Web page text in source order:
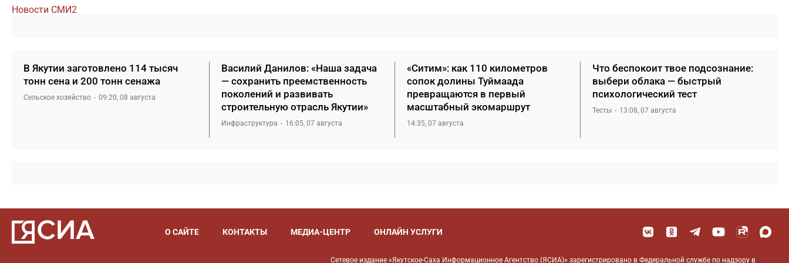
Новости СМИ2
В Якутии заготовлено 114 тысяч
тонн сена и 200 тонн сенажа
Сельское хозяйство 09:20, 08 августа
Василий Данилов: «Наша задача
— сохранить преемственность
поколений и развивать
строительную отрасль Якутии»
Инфраструктура 16:05, 07 августа
«Ситим»: как 110 километров
сопок долины Туймаада
превращаются в первый
масштабный экомаршрут
14:35, 07 августа
Что беспокоит твое подсознание:
выбери облака — быстрый
психологический тест
Тесты 13:08, 07 августа
О САЙТЕ КОНТАКТЫ МЕДИА-ЦЕНТР ОНЛАЙН УСЛУГИ
Сетевое издание «Якутское-Саха Информационное Агентство (ЯСИА)» зарегистрировано в Федеральной службе по надзору в